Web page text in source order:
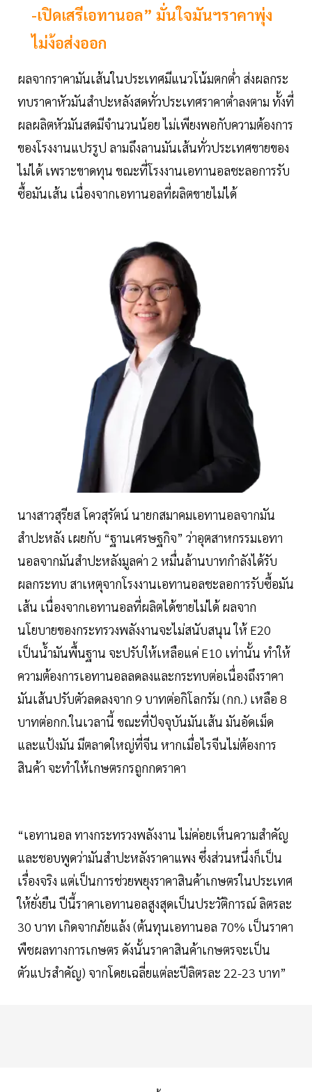
-เปิดเสรีเอทานอล” มั่นใจมันฯราคาพุ่ง
ไม่ง้อส่งออก
ผลจากราคามันเส้นในประเทศมีแนวโน้มตกตํ่า ส่งผลกระ
ทบราคาหัวมันสำปะหลังสดทั่วประเทศราคาตํ่าลงตาม ทั้งที่
ผลผลิตหัวมันสดมีจำนวนน้อย ไม่เพียงพอกับความต้องการ
ของโรงงานแปรรูป ลามถึงลานมันเส้นทั่วประเทศขายของ
ไม่ได้ เพราะขาดทุน ขณะที่โรงงานเอทานอลชะลอการรับ
ซื้อมันเส้น เนื่องจากเอทานอลที่ผลิตขายไม่ได้
นางสาวสุรียส โควสุรัตน์ นายกสมาคมเอทานอลจากมัน
สำปะหลัง เผยกับ “ฐานเศรษฐกิจ” ว่าอุตสาหกรรมเอทา
นอลจากมันสำปะหลังมูลค่า 2 หมื่นล้านบาทกำลังได้รับ
ผลกระทบ สาเหตุจากโรงงานเอทานอลชะลอการรับซื้อมัน
เส้น เนื่องจากเอทานอลที่ผลิตได้ขายไม่ได้ ผลจาก
นโยบายของกระทรวงพลังงานจะไม่สนับสนุน ให้ E20
เป็นนํ้ามันพื้นฐาน จะปรับให้เหลือแค่ E10 เท่านั้น ทำให้
ความต้องการเอทานอลลดลงและกระทบต่อเนื่องถึงราคา
มันเส้นปรับตัวลดลงจาก 9 บาทต่อกิโลกรัม (กก.) เหลือ 8
บาทต่อกก.ในเวลานี้ ขณะที่ปัจจุบันมันเส้น มันอัดเม็ด
และแป้งมัน มีตลาดใหญ่ที่จีน หากเมื่อไรจีนไม่ต้องการ
สินค้า จะทำให้เกษตรกรถูกกดราคา
“เอทานอล ทางกระทรวงพลังงาน ไม่ค่อยเห็นความสำคัญ
และชอบพูดว่ามันสำปะหลังราคาแพง ซึ่งส่วนหนึ่งก็เป็น
เรื่องจริง แต่เป็นการช่วยพยุงราคาสินค้าเกษตรในประเทศ
ให้ยั่งยืน ปีนี้ราคาเอทานอลสูงสุดเป็นประวัติการณ์ ลิตรละ
30 บาท เกิดจากภัยแล้ง (ต้นทุนเอทานอล 70% เป็นราคา
พืชผลทางการเกษตร ดังนั้นราคาสินค้าเกษตรจะเป็น
ตัวแปรสำคัญ) จากโดยเฉลี่ยแต่ละปีลิตรละ 22-23 บาท”